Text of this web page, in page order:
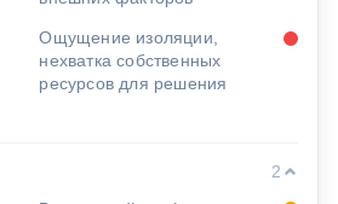
Ощущение изоляции,
нехватка собственных
ресурсов для решения
2